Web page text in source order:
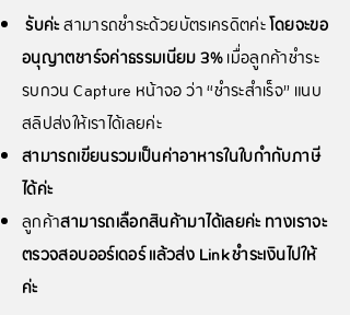
รับค่ะสามารถชำระด้วยบัตรเครดิตค่ะโดยจะขอ
อนุญาตชาร์จค่าธรรมเนียม 3%เมื่อลูกค้าชำระ
รบกวน Capture หน้าจอ ว่า “ชำระสำเร็จ” แนบ
สลิปส่งให้เราได้เลยค่ะ
สามารถเขียนรวมเป็นค่าอาหารในใบกำกับภาษี
ได้ค่ะ
ลูกค้าสามารถเลือกสินค้ามาได้เลยค่ะ ทางเราจะ
ตรวจสอบออร์เดอร์ แล้วส่ง Link ชำระเงินไปให้
ค่ะ